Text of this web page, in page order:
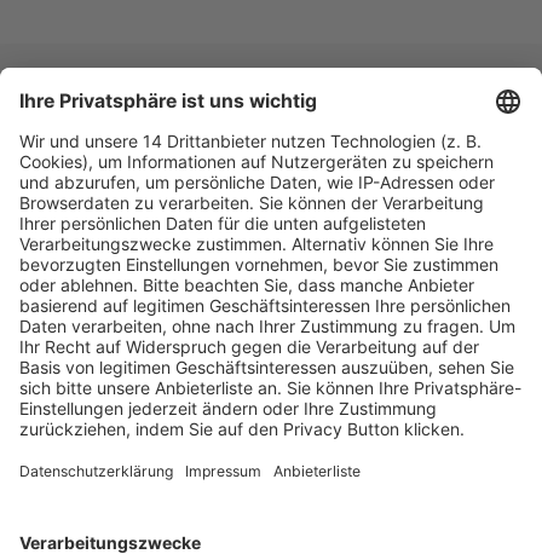
Fachmedien Recht und Wirtschaft
Ein Fachbereich der
dfv Mediengruppe
Mainzer Landstr. 251
60326 Frankfurt am Main
E-Mail:info@ruw.de
Web:https://www.ruw.de
AGB